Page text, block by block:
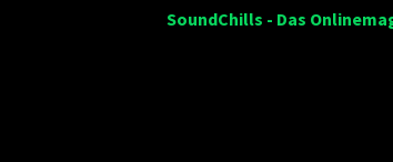
SoundChills - Das